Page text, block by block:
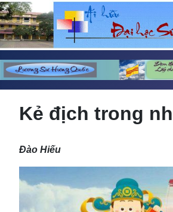
Kẻ địch trong
Đào Hiếu